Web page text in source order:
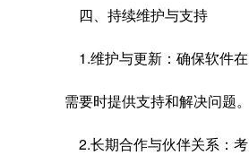
四、持续维护与支持
1.维护与更新：确保软件
需要时提供支持和解决问题。
2.长期合作与伙伴关系：